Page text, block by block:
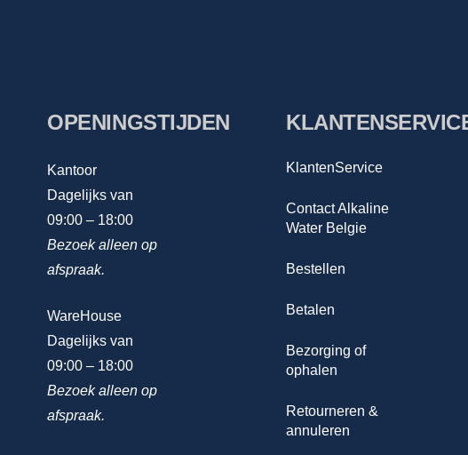
OPENINGSTIJDEN
Kantoor
Dagelijks van
09:00 – 18:00
Bezoek alleen op
afspraak.
WareHouse
Dagelijks van
09:00 – 18:00
Bezoek alleen op
afspraak.
KlantenService
Contact Alkaline
Water Belgie
Bestellen
Betalen
Bezorging of
ophalen
Retourneren &
annuleren